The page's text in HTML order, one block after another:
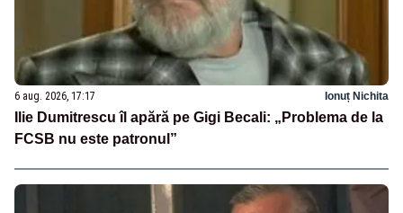
6 aug. 2026, 17:17 Ionuț Nichita
Ilie Dumitrescu îl apără pe Gigi Becali: „Problema de la
FCSB nu este patronul”